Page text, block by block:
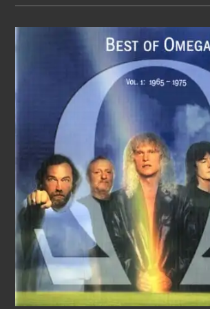
ANIMALS
THE
FRENCH
1967)